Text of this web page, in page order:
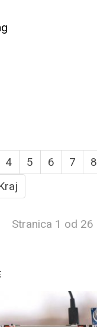
4 5 6 7 8
Stranica 1 od 26